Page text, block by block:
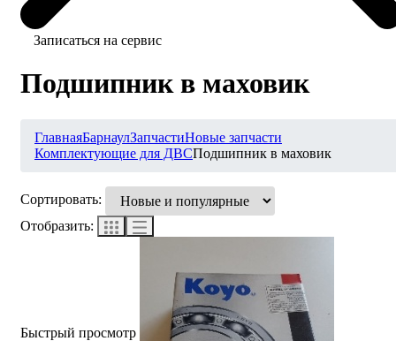
Записаться на сервис
Подшипник в маховик
ГлавнаяБарнаулЗапчастиНовые запчасти
Комплектующие для ДВСПодшипник в маховик
Сортировать:
Отобразить:
Быстрый просмотр